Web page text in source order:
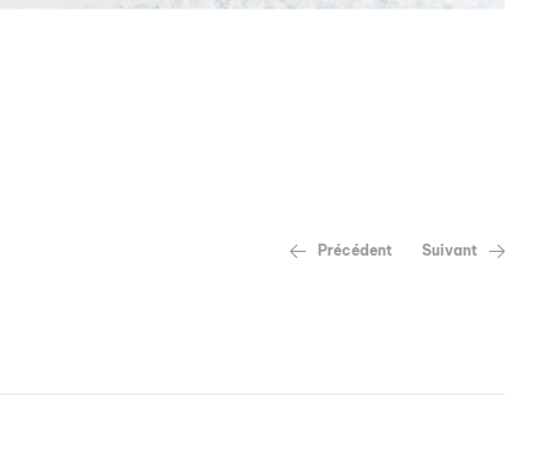
Précédent Suivant